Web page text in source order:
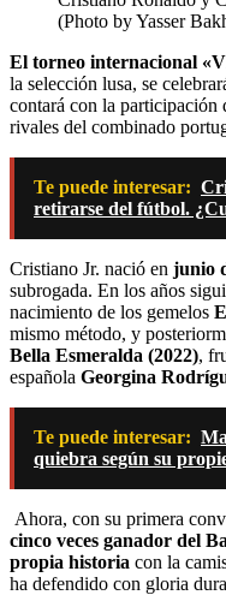
(Photo by Yasser
El torneo internacional
la selección lusa, se
contará con la participación
rivales del combinado
Te puede interesar:
retirarse del fútbol.
Cristiano Jr. nació en junio
subrogada. En los años
nacimiento de los gemelos
mismo método, y
Bella Esmeralda (2022),
española Georgina
Te puede interesar:
quiebra según su
Ahora, con su primera
cinco veces ganador del
propia historia con la
ha defendido con gloria